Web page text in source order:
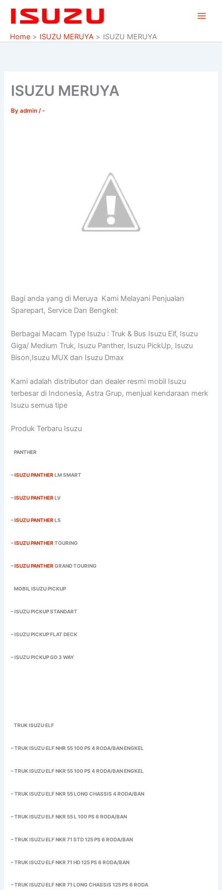
Home
ISUZU MERUYA ISUZU MERUYA
ISUZU MERUYA
Byadmin /-
Bagi anda yang di Meruya Kami Melayani Penjualan
Sparepart, Service Dan Bengkel:
Berbagai Macam Type Isuzu : Truk & Bus Isuzu Elf, Isuzu
Giga/ Medium Truk, Isuzu Panther, Isuzu PickUp, Isuzu
Bison,Isuzu MUX dan Isuzu Dmax
Kami adalah distributor dan dealer resmi mobil Isuzu
terbesar di Indonesia, Astra Grup, menjual kendaraan merk
Isuzu semua tipe
Produk Terbaru Isuzu
PANTHER
–ISUZU PANTHER LM SMART
–ISUZU PANTHER LV
–ISUZU PANTHER LS
–ISUZU PANTHER TOURING
–ISUZU PANTHER GRAND TOURING
MOBIL ISUZU PICKUP
– ISUZU PICKUP STANDART
– ISUZU PICKUP FLAT DECK
– ISUZU PICKUP GD 3 WAY
TRUK ISUZU ELF
– TRUK ISUZU ELF NHR 55 100 PS 4 RODA/BAN ENGKEL
– TRUK ISUZU ELF NKR 55 100 PS 4 RODA/BAN ENGKEL
– TRUK ISUZU ELF NKR 55 LONG CHASSIS 4 RODA/BAN
– TRUK ISUZU ELF NKR 55 L 100 PS 6 RODA/BAN
– TRUK ISUZU ELF NKR 71 STD 125 PS 6 RODA/BAN
– TRUK ISUZU ELF NKR 71 HD 125 PS 6 RODA/BAN
– TRUK ISUZU ELF NKR 71 LONG CHASSIS 125 PS 6 RODA